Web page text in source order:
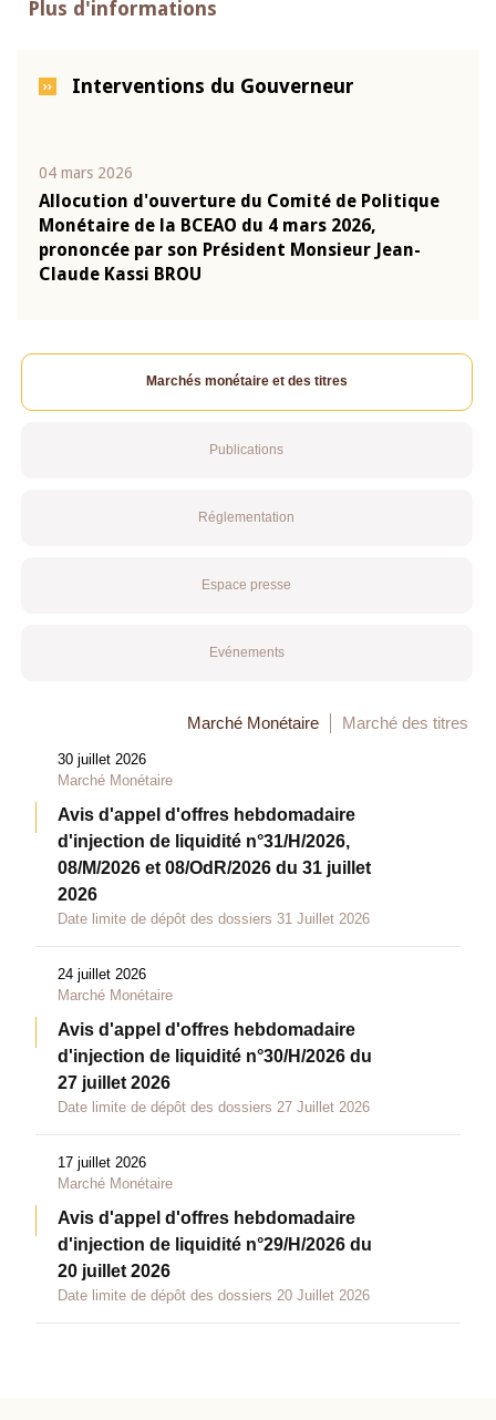
Plus d'informations
Interventions du Gouverneur
04 mars 2026
Allocution d'ouverture du Comité de Politique
Monétaire de la BCEAO du 4 mars 2026,
prononcée par son Président Monsieur Jean-
Claude Kassi BROU
Marchés monétaire et des titres
Publications
Réglementation
Espace presse
Evénements
Marché Monétaire Marché des titres
30 juillet 2026
Marché Monétaire
Avis d'appel d'offres hebdomadaire
d'injection de liquidité n°31/H/2026,
08/M/2026 et 08/OdR/2026 du 31 juillet
2026
Date limite de dépôt des dossiers 31 Juillet 2026
24 juillet 2026
Marché Monétaire
Avis d'appel d'offres hebdomadaire
d'injection de liquidité n°30/H/2026 du
27 juillet 2026
Date limite de dépôt des dossiers 27 Juillet 2026
17 juillet 2026
Marché Monétaire
Avis d'appel d'offres hebdomadaire
d'injection de liquidité n°29/H/2026 du
20 juillet 2026
Date limite de dépôt des dossiers 20 Juillet 2026